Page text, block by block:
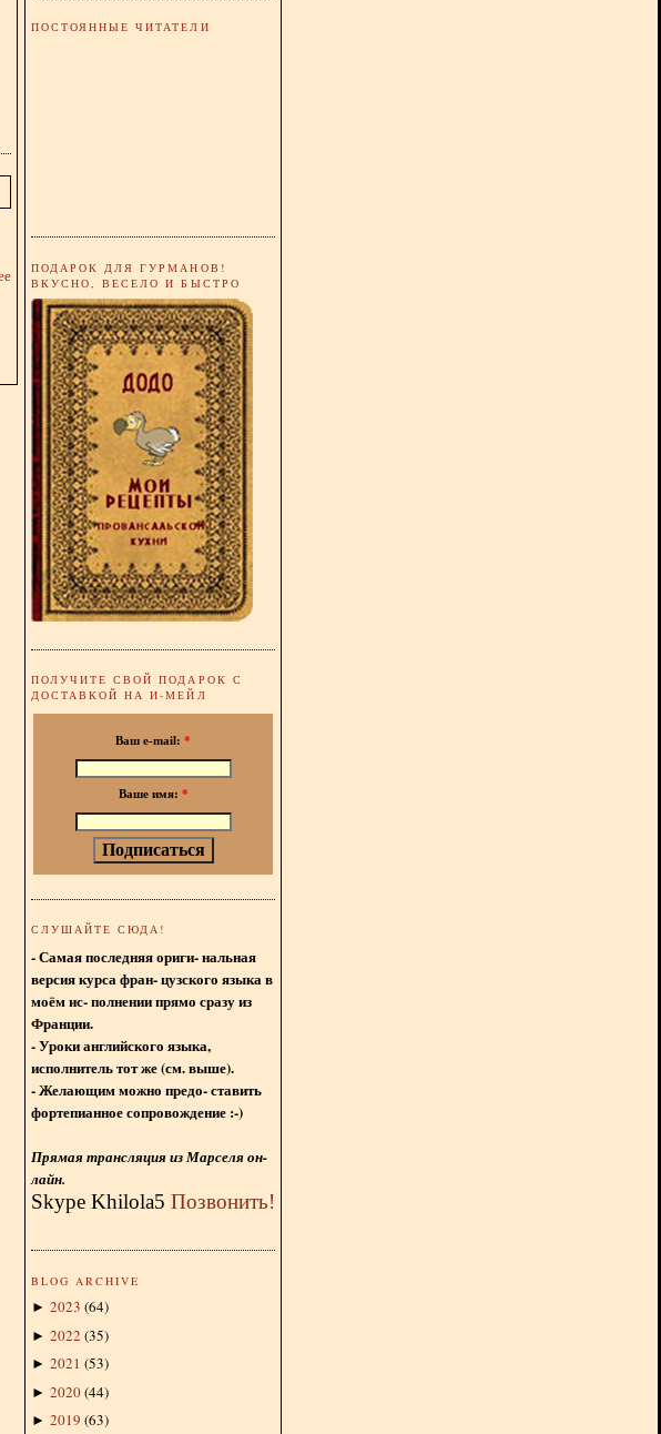
ПОСТОЯННЫЕ ЧИТАТЕЛИ
ПОДАРОК ДЛЯ ГУРМАНОВ!
ВКУСНО, ВЕСЕЛО И БЫСТРО
ПОЛУЧИТЕ СВОЙ ПОДАРОК С
ДОСТАВКОЙ НА И-МЕЙЛ
Ваш e-mail: *
Ваше имя: *
СЛУШАЙТЕ СЮДА!
- Самая последняя ориги- нальная
версия курса фран- цузского языка в
моём ис- полнении прямо сразу из
Франции.
- Уроки английского языка,
исполнитель тот же (см. выше).
- Желающим можно предо- ставить
фортепианное сопровождение :-)
Прямая трансляция из Марселя он-
лайн.
Skype Khilola5 Позвонить!
BLOG ARCHIVE
► 2023 (64)
► 2022 (35)
► 2021 (53)
► 2020(44)
► 2019 (63)